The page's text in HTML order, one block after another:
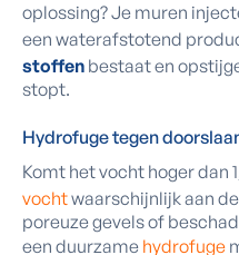
oplossing? Je muren
een waterafstotend
stoffen bestaat en
stopt.
Hydrofuge tegen
Komt het vocht hoger dan
vochtwaarschijnlijk aan
poreuze gevels of
een duurzame hydrofuge